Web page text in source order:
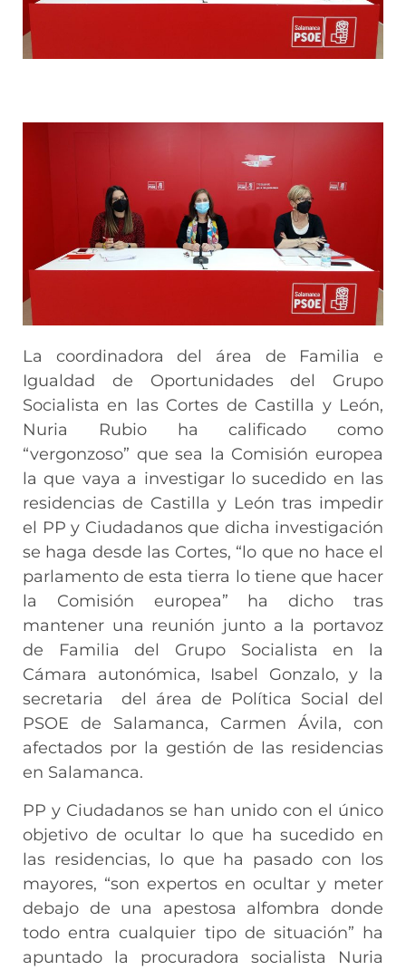
La coordinadora del área de Familia e
Igualdad de Oportunidades del Grupo
Socialista en las Cortes de Castilla y León,
Nuria Rubioha calificado como
“vergonzoso” que sea la Comisión europea
la que vaya a investigar lo sucedido en las
residencias de Castilla y León tras impedir
el PP y Ciudadanos que dicha investigación
se haga desde las Cortes, “lo que no hace el
parlamento de esta tierra lo tiene que hacer
la Comisión europea” ha dicho tras
mantener una reunión junto a la portavoz
de Familia del Grupo Socialista en la
Cámara autonómica, Isabel Gonzalo, y la
secretaria del área de Política Social del
PSOE de Salamanca, Carmen Ávila, con
afectados por la gestión de las residencias
en Salamanca.
PP y Ciudadanos se han unido con el único
objetivo de ocultar lo que ha sucedido en
las residencias, lo que ha pasado con los
mayores, “son expertos en ocultar y meter
debajo de una apestosa alfombra donde
todo entra cualquier tipo de situación” ha
apuntado la procuradora socialista Nuria